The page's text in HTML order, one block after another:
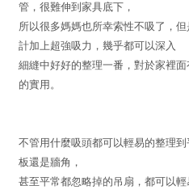
管，很難伸到家具底下，
所以很多媽媽也所幸索性不吸了，但
計加上超強吸力，幾乎都可以深入
細縫中好好的整理一番，對於家裡
的實用。
不管用什麼吸頭都可以輕易的整理
板還是牆角，
甚至平常都忽略掉的吊扇，都可以